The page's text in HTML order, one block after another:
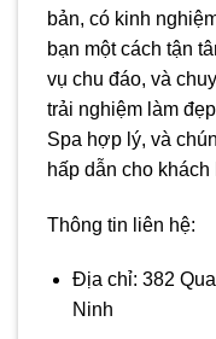
bản, có kinh
bạn một cách tận
vụ chu đáo, và
trải nghiệm làm
Spa hợp lý, và
hấp dẫn cho khách
Thông tin liên hệ:
Địa chỉ: 382
Ninh